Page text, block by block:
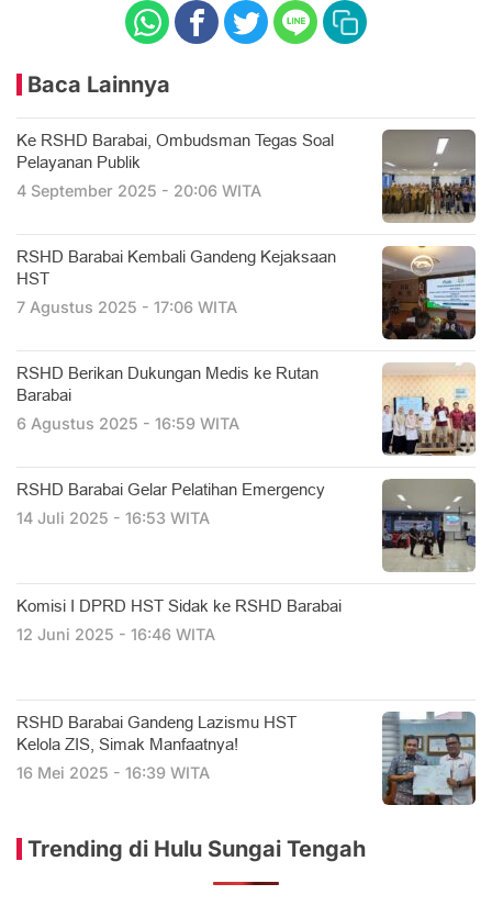
Baca Lainnya
Ke RSHD Barabai, Ombudsman Tegas Soal
Pelayanan Publik
4 September 2025 - 20:06 WITA
RSHD Barabai Kembali Gandeng Kejaksaan
HST
7 Agustus 2025 - 17:06 WITA
RSHD Berikan Dukungan Medis ke Rutan
Barabai
6 Agustus 2025 - 16:59 WITA
RSHD Barabai Gelar Pelatihan Emergency
14 Juli 2025 - 16:53 WITA
Komisi I DPRD HST Sidak ke RSHD Barabai
12 Juni 2025 - 16:46 WITA
RSHD Barabai Gandeng Lazismu HST
Kelola ZIS, Simak Manfaatnya!
16 Mei 2025 - 16:39 WITA
Trending di Hulu Sungai Tengah